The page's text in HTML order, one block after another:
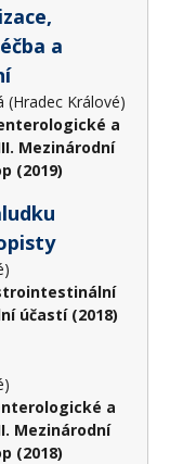
a
(Hradec Králové)
a
Mezinárodní
(2019)
účastí (2018)
a
Mezinárodní
(2018)